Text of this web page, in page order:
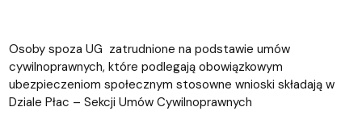
Osoby spoza UG zatrudnione na podstawie umów
cywilnoprawnych, które podlegają obowiązkowym
ubezpieczeniom społecznym stosowne wnioski składają w
Dziale Płac – Sekcji Umów Cywilnoprawnych